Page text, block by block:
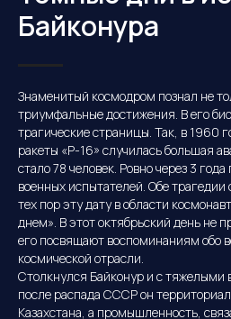
Байконура
Знаменитый космодром познал не
триумфальные достижения. В его
трагические страницы. Так, в 1960
ракеты «Р-16» случилась большая
стало 78 человек. Ровно через 3
военных испытателей. Обе
тех пор эту дату в области
днем». В этот октябрьский день не
его посвящают воспоминаниям обо
космической отрасли.
Столкнулся Байконур и с тяжелыми
после распада СССР он
Казахстана, а промышленность,
Программы и цены
г. Москва,
ул. Мосфильмовская дом
74Б, офис 14
+7 495 767-12-61
kosmodrom@sktur.ru
Мы работаем ежедневно
с 10.00 до 21.00
Фотогалерея
Записаться в группу
VIP Тур
Отзывы
Поиск по сайту